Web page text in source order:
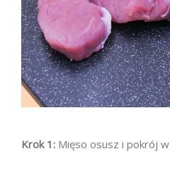
Krok 1: Mięso osusz i pokrój